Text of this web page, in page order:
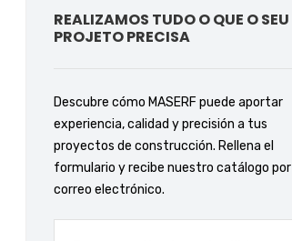
REALIZAMOS TUDO O QUE O SEU
PROJETO PRECISA
Descubre cómo MASERF puede aportar
experiencia, calidad y precisión a tus
proyectos de construcción. Rellena el
formulario y recibe nuestro catálogo por
correo electrónico.